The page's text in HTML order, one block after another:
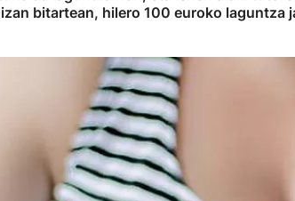
bitartean, hilero 100 euroko laguntza